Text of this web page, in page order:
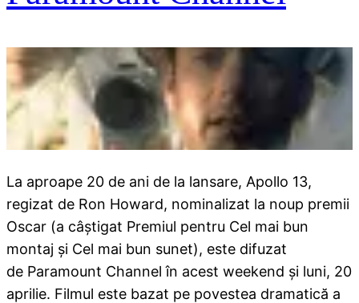
La aproape 20 de ani de la lansare, Apollo 13,
regizat de Ron Howard, nominalizat la noup premii
Oscar (a câștigat Premiul pentru Cel mai bun
montaj și Cel mai bun sunet), este difuzat
de Paramount Channel în acest weekend și luni, 20
aprilie. Filmul este bazat pe povestea dramatică a